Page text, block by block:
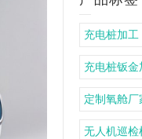
充电桩加工
充电桩钣金
定制氧舱厂
无人机巡检